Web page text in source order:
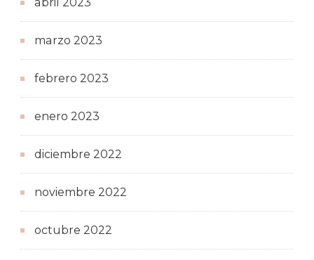
marzo 2023
febrero 2023
enero 2023
diciembre 2022
noviembre 2022
octubre 2022